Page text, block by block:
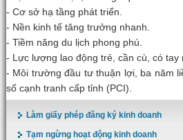
- Cơ sở hạ tầng phát triển.
- Nền kinh tế tăng trưởng nhanh.
- Tiềm năng du lịch phong phú.
- Lực lượng lao động trẻ, cần cù, có tay
- Môi trường đầu tư thuận lợi, ba năm
số cạnh tranh cấp tỉnh (PCI).
Làm giấy phép đăng ký kinh doanh
Tạm ngừng hoạt động kinh doanh